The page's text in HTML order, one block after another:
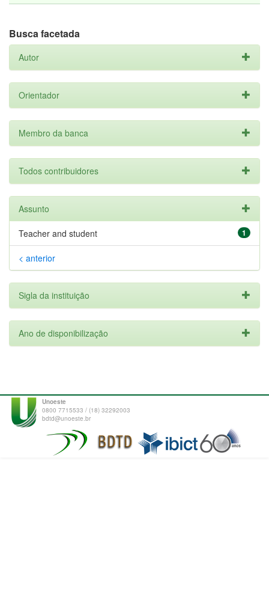
Busca facetada
Autor
Orientador
Membro da banca
Todos contribuidores
Assunto
1
Teacher and student
< anterior
Sigla da instituição
Ano de disponibilização
Unoeste
0800 7715533 / (18) 32292003
bdtd@unoeste.br